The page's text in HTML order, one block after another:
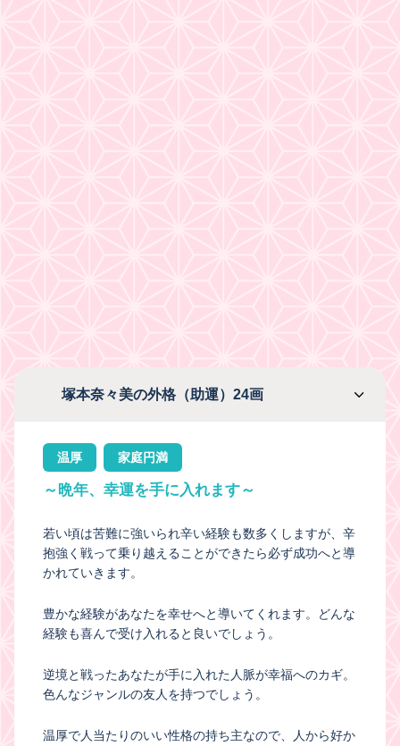
塚本奈々美の外格（助運）24画
温厚 家庭円満
～晩年、幸運を手に入れます～
若い頃は苦難に強いられ辛い経験も数多くしますが、辛
抱強く戦って乗り越えることができたら必ず成功へと導
かれていきます。
豊かな経験があなたを幸せへと導いてくれます。どんな
経験も喜んで受け入れると良いでしょう。
逆境と戦ったあなたが手に入れた人脈が幸福へのカギ。
色んなジャンルの友人を持つでしょう。
温厚で人当たりのいい性格の持ち主なので、人から好か